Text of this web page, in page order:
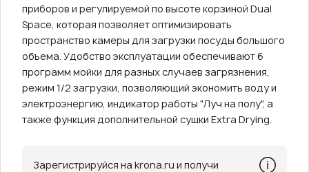
приборов и регулируемой по высоте корзиной Dual
Space, которая позволяет оптимизировать
пространство камеры для загрузки посуды большого
объема. Удобство эксплуатации обеспечивают 6
программ мойки для разных случаев загрязнения,
режим 1/2 загрузки, позволяющий экономить воду и
электроэнергию, индикатор работы "Луч на полу", а
также функция дополнительной сушки Extra Drying.
Зарегистрируйся на krona.ru и получи